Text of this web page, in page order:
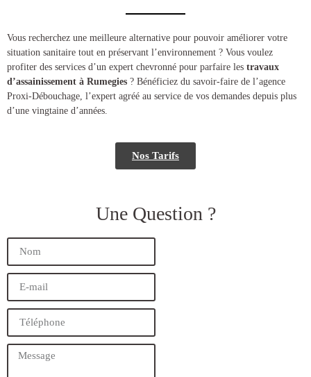
​​Vous recherchez une meilleure alternative pour pouvoir améliorer votre
situation sanitaire tout en préservant l’environnement ? Vous voulez
profiter des services d’un expert chevronné pour parfaire les travaux
d’assainissement à Rumegies ? Bénéficiez du savoir-faire de l’agence
Proxi-Débouchage, l’expert agréé au service de vos demandes depuis plus
d’une vingtaine d’années.
Nos Tarifs
Une Question ?